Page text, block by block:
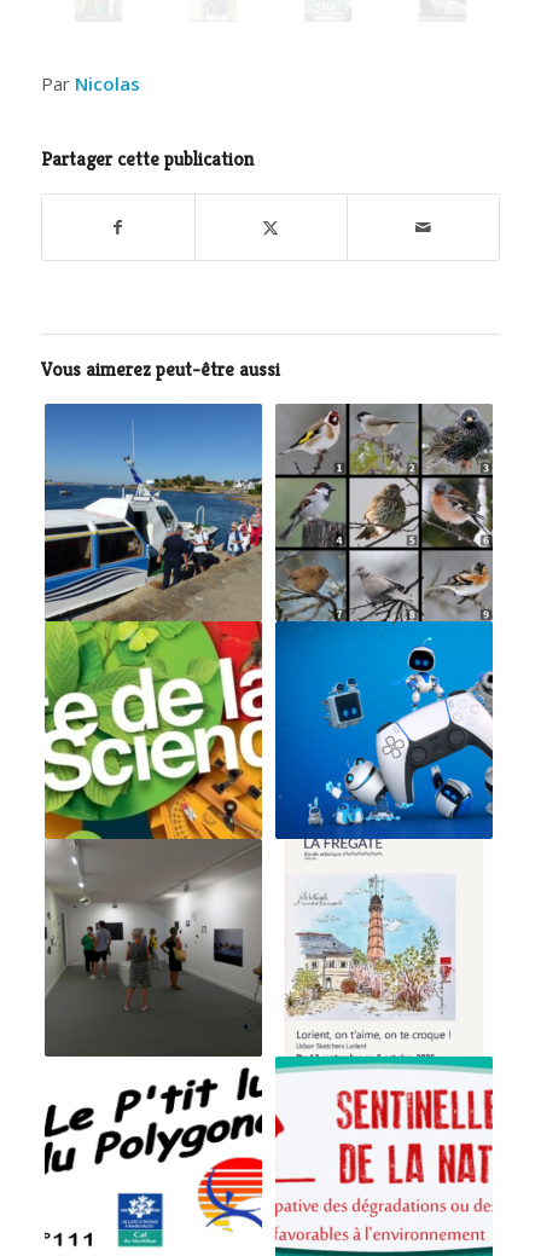
Par Nicolas
Partager cette publication
Vous aimerez peut-être aussi